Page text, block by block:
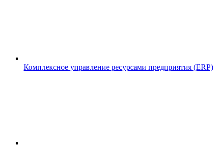
Комплексное управление ресурсами предприятия (ERP)